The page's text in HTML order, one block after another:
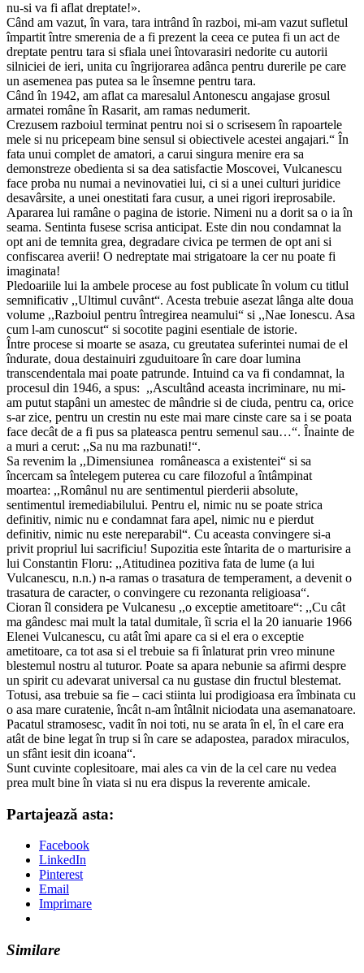
nu-si va fi aflat dreptate!».
Când am vazut, în vara, tara intrând în razboi, mi-am vazut sufletul
împartit între smerenia de a fi prezent la ceea ce putea fi un act de
dreptate pentru tara si sfiala unei întovarasiri nedorite cu autorii
silniciei de ieri, unita cu îngrijorarea adânca pentru durerile pe care
un asemenea pas putea sa le însemne pentru tara.
Când în 1942, am aflat ca maresalul Antonescu angajase grosul
armatei române în Rasarit, am ramas nedumerit.
Crezusem razboiul terminat pentru noi si o scrisesem în rapoartele
mele si nu pricepeam bine sensul si obiectivele acestei angajari.“ În
fata unui complet de amatori, a carui singura menire era sa
demonstreze obedienta si sa dea satisfactie Moscovei, Vulcanescu
face proba nu numai a nevinovatiei lui, ci si a unei culturi juridice
desavârsite, a unei onestitati fara cusur, a unei rigori ireprosabile.
Apararea lui ramâne o pagina de istorie. Nimeni nu a dorit sa o ia în
seama. Sentinta fusese scrisa anticipat. Este din nou condamnat la
opt ani de temnita grea, degradare civica pe termen de opt ani si
confiscarea averii! O nedreptate mai strigatoare la cer nu poate fi
imaginata!
Pledoariile lui la ambele procese au fost publicate în volum cu titlul
semnificativ ,,Ultimul cuvânt“. Acesta trebuie asezat lânga alte doua
volume ,,Razboiul pentru întregirea neamului“ si ,,Nae Ionescu. Asa
cum l-am cunoscut“ si socotite pagini esentiale de istorie.
Între procese si moarte se asaza, cu greutatea suferintei numai de el
îndurate, doua destainuiri zguduitoare în care doar lumina
transcendentala mai poate patrunde. Intuind ca va fi condamnat, la
procesul din 1946, a spus: ,,Ascultând aceasta incriminare, nu mi-
am putut stapâni un amestec de mândrie si de ciuda, pentru ca, orice
s-ar zice, pentru un crestin nu este mai mare cinste care sa i se poata
face decât de a fi pus sa plateasca pentru semenul sau…“. Înainte de
a muri a cerut: ,,Sa nu ma razbunati!“.
Sa revenim la ,,Dimensiunea româneasca a existentei“ si sa
încercam sa întelegem puterea cu care filozoful a întâmpinat
moartea: ,,Românul nu are sentimentul pierderii absolute,
sentimentul iremediabilului. Pentru el, nimic nu se poate strica
definitiv, nimic nu e condamnat fara apel, nimic nu e pierdut
definitiv, nimic nu este nereparabil“. Cu aceasta convingere si-a
privit propriul lui sacrificiu! Supozitia este întarita de o marturisire a
lui Constantin Floru: ,,Atitudinea pozitiva fata de lume (a lui
Vulcanescu, n.n.) n-a ramas o trasatura de temperament, a devenit o
trasatura de caracter, o convingere cu rezonanta religioasa“.
Cioran îl considera pe Vulcanesu ,,o exceptie ametitoare“: ,,Cu cât
ma gândesc mai mult la tatal dumitale, îi scria el la 20 ianuarie 1966
Elenei Vulcanescu, cu atât îmi apare ca si el era o exceptie
ametitoare, ca tot asa si el trebuie sa fi înlaturat prin vreo minune
blestemul nostru al tuturor. Poate sa apara nebunie sa afirmi despre
un spirit cu adevarat universal ca nu gustase din fructul blestemat.
Totusi, asa trebuie sa fie – caci stiinta lui prodigioasa era îmbinata cu
o asa mare curatenie, încât n-am întâlnit niciodata una asemanatoare.
Pacatul stramosesc, vadit în noi toti, nu se arata în el, în el care era
atât de bine legat în trup si în care se adapostea, paradox miraculos,
un sfânt iesit din icoana“.
Sunt cuvinte coplesitoare, mai ales ca vin de la cel care nu vedea
prea mult bine în viata si nu era dispus la reverente amicale.
Partajează asta:
Facebook
LinkedIn
Pinterest
Email
Imprimare
Similare